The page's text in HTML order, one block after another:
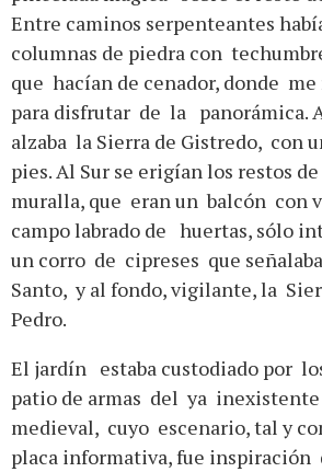
Entre caminos serpenteantes
columnas de piedra con
que hacían de cenador, donde
para disfrutar de la panorámica.
alzaba la Sierra de Gistredo, con
pies. Al Sur se erigían los restos
muralla, que eran un balcón con
campo labrado de huertas, sólo
un corro de cipreses que
Santo, y al fondo, vigilante, la
Pedro.
El jardín estaba custodiado por
patio de armas del ya
medieval, cuyo escenario, tal y
placa informativa, fue